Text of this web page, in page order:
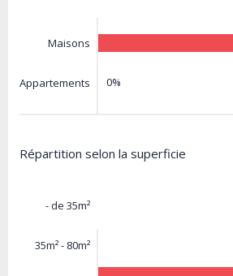
Maisons
Appartements 0%
Répartition selon la superficie
- de 35m²
35m² - 80m²